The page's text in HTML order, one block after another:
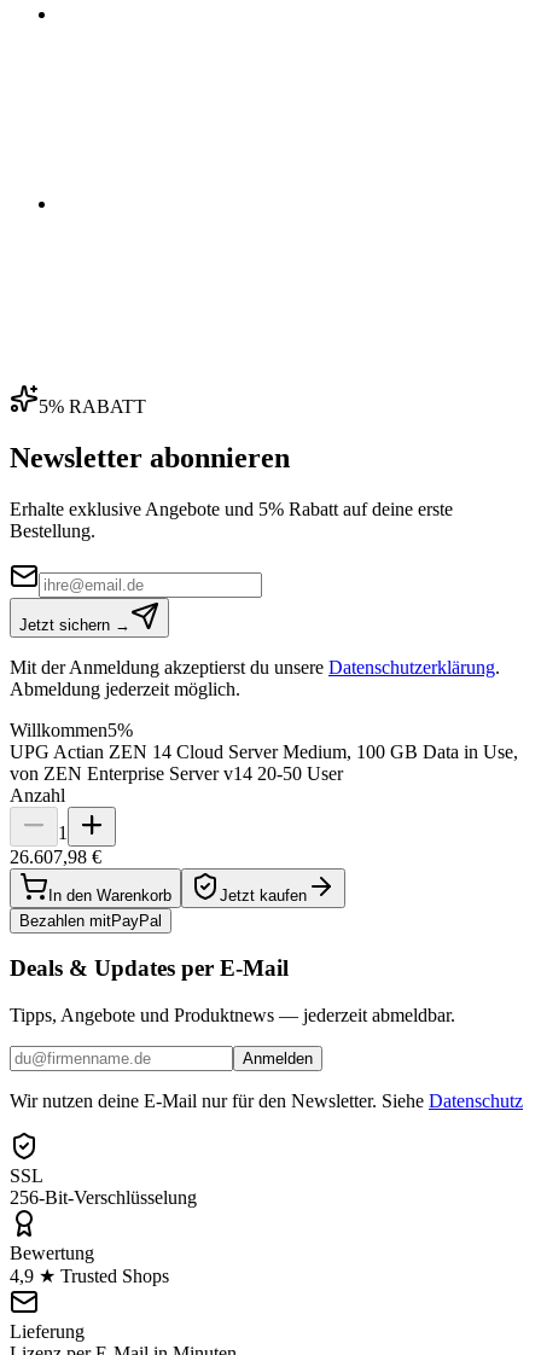
5% RABATT
Newsletter abonnieren
Erhalte exklusive Angebote und 5% Rabatt auf deine erste
Bestellung.
Jetzt sichern →
Mit der Anmeldung akzeptierst du unsere Datenschutzerklärung.
Abmeldung jederzeit möglich.
Willkommen5%
UPG Actian ZEN 14 Cloud Server Medium, 100 GB Data in Use,
von ZEN Enterprise Server v14 20-50 User
Anzahl
1
26.607,98 €
In den Warenkorb
Jetzt kaufen
Bezahlen mitPayPal
Deals & Updates per E-Mail
Tipps, Angebote und Produktnews — jederzeit abmeldbar.
Anmelden
Wir nutzen deine E-Mail nur für den Newsletter. Siehe Datenschutz
SSL
256-Bit-Verschlüsselung
Bewertung
4,9 ★ Trusted Shops
Lieferung